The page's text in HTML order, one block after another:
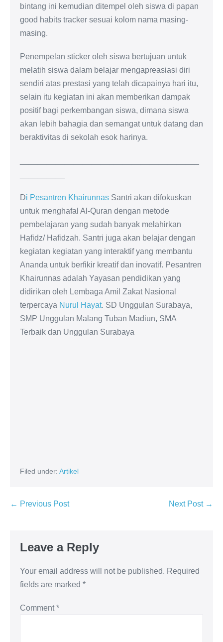
bintang ini kemudian ditempel oleh siswa di papan
good habits tracker sesuai kolom nama masing-
masing.
Penempelan sticker oleh siswa bertujuan untuk
melatih siswa dalam belajar mengapreasiasi diri
sendiri atas prestasi yang telah dicapainya hari itu,
selain itu kegiatan ini akan memberikan dampak
positif bagi perkembangan siswa, dimana siswa
akan lebih bahagia dan semangat untuk datang dan
beraktivitas di sekolah esok harinya.
Di Pesantren Khairunnas Santri akan difokuskan
untuk menghafal Al-Quran dengan metode
pembelajaran yang sudah banyak melahirkan
Hafidz/ Hafidzah. Santri juga akan belajar dengan
kegiatan kegiatan yang interaktif yang membantu
Ananda untuk berfikir kreatif dan inovatif. Pesantren
Khairunnas adalah Yayasan pendidikan yang
didirikan oleh Lembaga Amil Zakat Nasional
terpercaya Nurul Hayat. SD Unggulan Surabaya,
SMP Unggulan Malang Tuban Madiun, SMA
Terbaik dan Unggulan Surabaya
Filed under: Artikel
← Previous Post Next Post →
Leave a Reply
Your email address will not be published. Required
fields are marked *
Comment*